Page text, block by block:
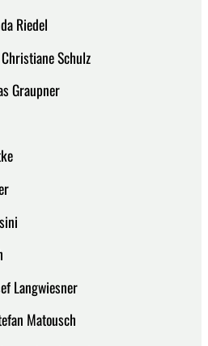
Riedel
Schulz
Graupner
Langwiesner
Matousch